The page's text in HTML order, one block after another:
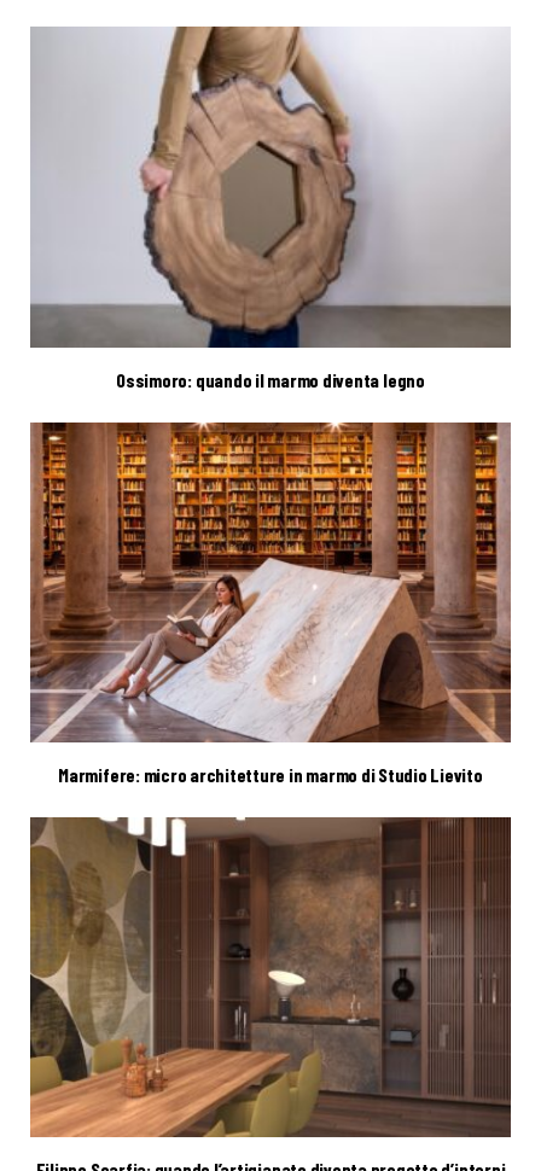
Ossimoro: quando il marmo diventa legno
Marmifere: micro architetture in marmo di Studio Lievito